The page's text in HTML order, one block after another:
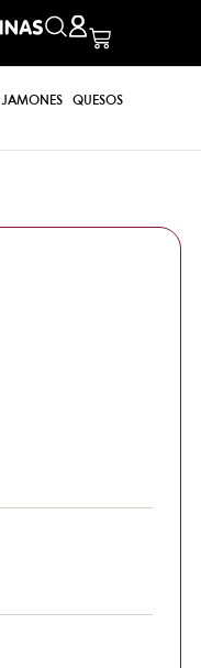
JAMONES QUESOS